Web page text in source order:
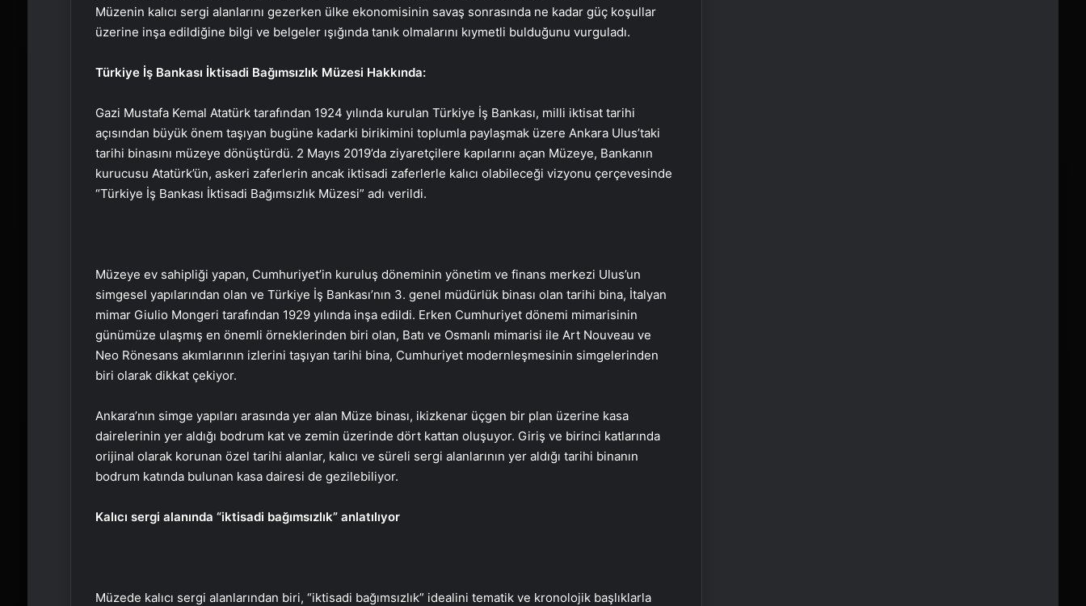
Müzenin kalıcı sergi alanlarını gezerken ülke ekonomisinin savaş sonrasında ne kadar güç koşullar
üzerine inşa edildiğine bilgi ve belgeler ışığında tanık olmalarını kıymetli bulduğunu vurguladı.
Türkiye İş Bankası İktisadi Bağımsızlık Müzesi Hakkında:
​Gazi Mustafa Kemal Atatürk tarafından 1924 yılında kurulan Türkiye İş Bankası, milli iktisat tarihi
açısından büyük önem taşıyan bugüne kadarki birikimini toplumla paylaşmak üzere Ankara Ulus’taki
tarihi binasını müzeye dönüştürdü. 2 Mayıs 2019’da ziyaretçilere kapılarını açan Müzeye, Bankanın
kurucusu Atatürk’ün, askeri zaferlerin ancak iktisadi zaferlerle kalıcı olabileceği vizyonu çerçevesinde
“Türkiye İş Bankası İktisadi Bağımsızlık Müzesi” adı verildi.
Müzeye ev sahipliği yapan, Cumhuriyet’in kuruluş döneminin yönetim ve finans merkezi Ulus’un
simgesel yapılarından olan ve Türkiye İş Bankası’nın 3. genel müdürlük binası olan tarihi bina, İtalyan
mimar Giulio Mongeri tarafından 1929 yılında inşa edildi. Erken Cumhuriyet dönemi mimarisinin
günümüze ulaşmış en önemli örneklerinden biri olan, Batı ve Osmanlı mimarisi ile Art Nouveau ve
Neo Rönesans akımlarının izlerini taşıyan tarihi bina, Cumhuriyet modernleşmesinin simgelerinden
biri olarak dikkat çekiyor.
Ankara’nın simge yapıları arasında yer alan Müze binası, ikizkenar üçgen bir plan üzerine kasa
dairelerinin yer aldığı bodrum kat ve zemin üzerinde dört kattan oluşuyor. Giriş ve birinci katlarında
orijinal olarak korunan özel tarihi alanlar, kalıcı ve süreli sergi alanlarının yer aldığı tarihi binanın
bodrum katında bulunan kasa dairesi de gezilebiliyor.
Kalıcı sergi alanında “iktisadi bağımsızlık” anlatılıyor
Müzede kalıcı sergi alanlarından biri, “iktisadi bağımsızlık” idealini tematik ve kronolojik başlıklarla